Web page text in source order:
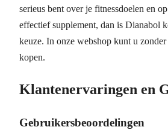
serieus bent over je fitnessdoelen en
effectief supplement, dan is Dianabol
keuze. In onze webshop kunt u
kopen.
Klantenervaringen en
Gebruikersbeoordelingen